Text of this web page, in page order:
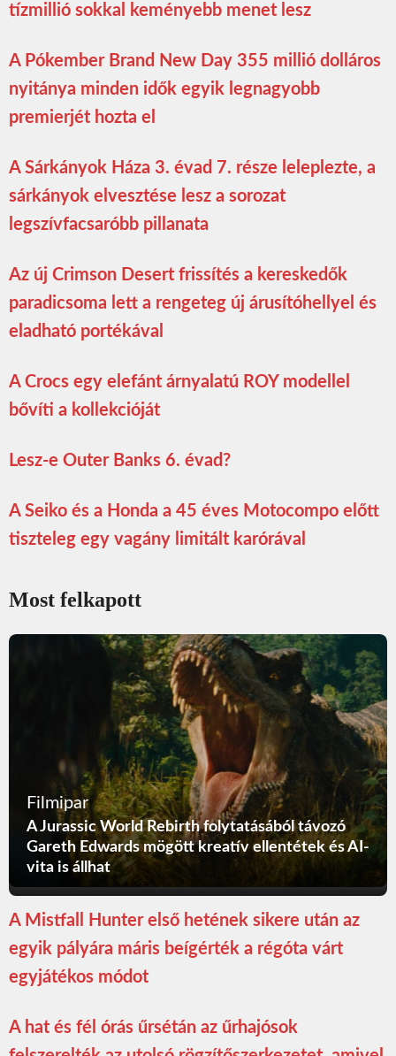
tízmillió sokkal keményebb menet lesz
A Pókember Brand New Day 355 millió dolláros
nyitánya minden idők egyik legnagyobb
premierjét hozta el
A Sárkányok Háza 3. évad 7. része leleplezte, a
sárkányok elvesztése lesz a sorozat
legszívfacsaróbb pillanata
Az új Crimson Desert frissítés a kereskedők
paradicsoma lett a rengeteg új árusítóhellyel és
eladható portékával
A Crocs egy elefánt árnyalatú ROY modellel
bővíti a kollekcióját
Lesz-e Outer Banks 6. évad?
A Seiko és a Honda a 45 éves Motocompo előtt
tiszteleg egy vagány limitált karórával
Most felkapott
Filmipar
A Jurassic World Rebirth folytatásából távozó
Gareth Edwards mögött kreatív ellentétek és AI-
vita is állhat
A Mistfall Hunter első hetének sikere után az
egyik pályára máris beígérték a régóta várt
egyjátékos módot
A hat és fél órás űrsétán az űrhajósok